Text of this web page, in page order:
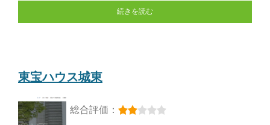
続きを読む
東宝ハウス城東
総合評価：